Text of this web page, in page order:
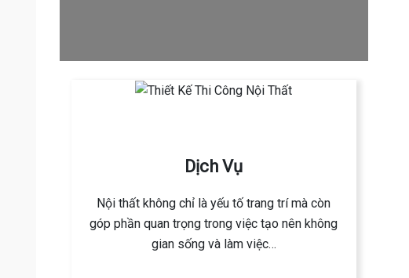
Dịch Vụ
Nội thất không chỉ là yếu tố trang trí mà còn
góp phần quan trọng trong việc tạo nên không
gian sống và làm việc…